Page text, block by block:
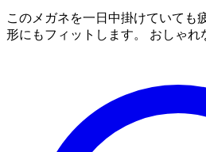
このメガネを一日中掛けていても
形にもフィットします。 おしゃれ